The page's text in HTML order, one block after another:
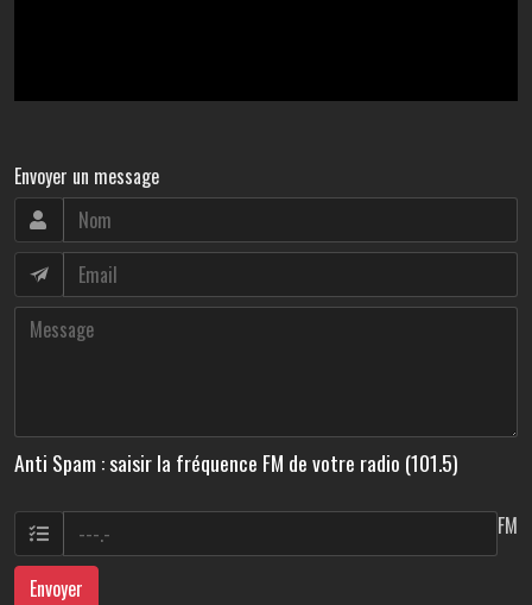
Envoyer un message
Anti Spam : saisir la fréquence FM de votre radio (101.5)
FM
Envoyer